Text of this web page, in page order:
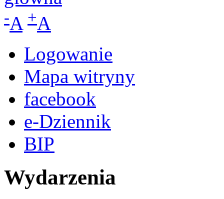
-A +A
Logowanie
Mapa witryny
facebook
e-Dziennik
BIP
Wydarzenia